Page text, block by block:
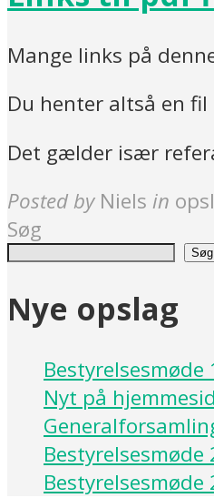
Mange links på
Du henter altså en
Det gælder især
Posted by Niels in
Søg
Søg
Nye opslag
Bestyrelsesmøde
Nyt på
Bestyrelsesmøde